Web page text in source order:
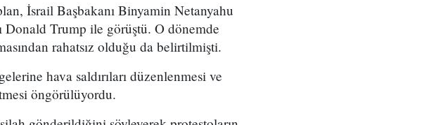
İsrail Başbakanı Binyamin Netanyahu
Donald Trump ile görüştü. O dönemde
rahatsız olduğu da belirtilmişti.
hava saldırıları düzenlenmesi ve
öngörülüyordu.